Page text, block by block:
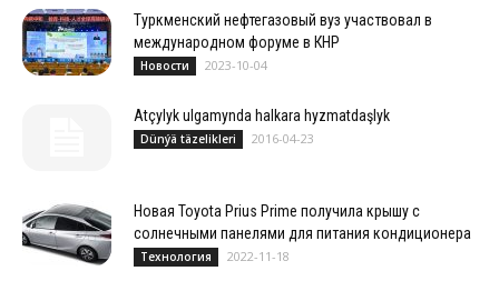
Туркменский нефтегазовый вуз участвовал в
международном форуме в КНР
Новости 2023-10-04
At­çy­lyk ul­ga­myn­da hal­ka­ra hyz­mat­daş­lyk
Dünýä täzelikleri 2016-04-23
Новая Toyota Prius Prime получила крышу с
солнечными панелями для питания кондиционера
Технология 2022-11-18